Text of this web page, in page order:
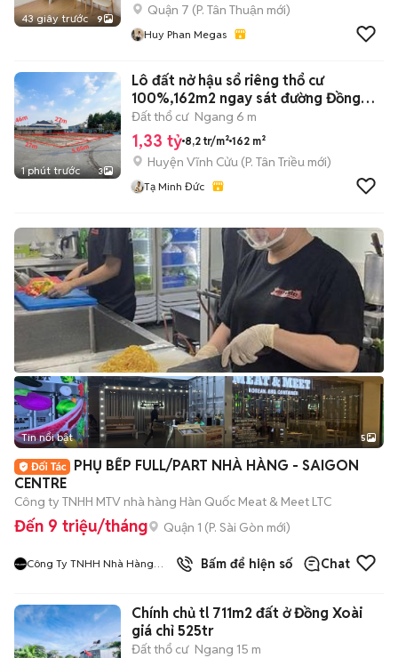
43 giây trước 9
Quận 7 (P. Tân Thuận mới)
Huy Phan Megas
1 phút trước 3
Lô đất nở hậu sổ riêng thổ cư
100%,162m2 ngay sát đường Đồng
Khởi
Đất thổ cư Ngang 6 m
1,33 tỷ 8,2 tr/m² 162 m²
Huyện Vĩnh Cửu (P. Tân Triều mới)
Tạ Minh Đức
Tin nổi bật 5
PHỤ BẾP FULL/PART NHÀ HÀNG - SAIGON
CENTRE
Công ty TNHH MTV nhà hàng Hàn Quốc Meat & Meet LTC
Đến 9 triệu/tháng Quận 1 (P. Sài Gòn mới)
Công Ty TNHH Nhà Hàng
9đã bán
Bấm để hiện số Chat
Chính chủ tl 711m2 đất ở Đồng Xoài
giá chỉ 525tr
Đất thổ cư Ngang 15 m